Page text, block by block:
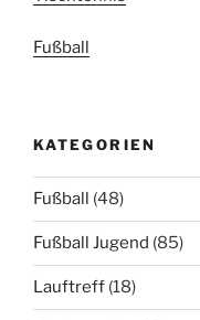
Fußball
KATEGORIEN
Fußball (48)
Fußball Jugend (85)
Lauftreff (18)